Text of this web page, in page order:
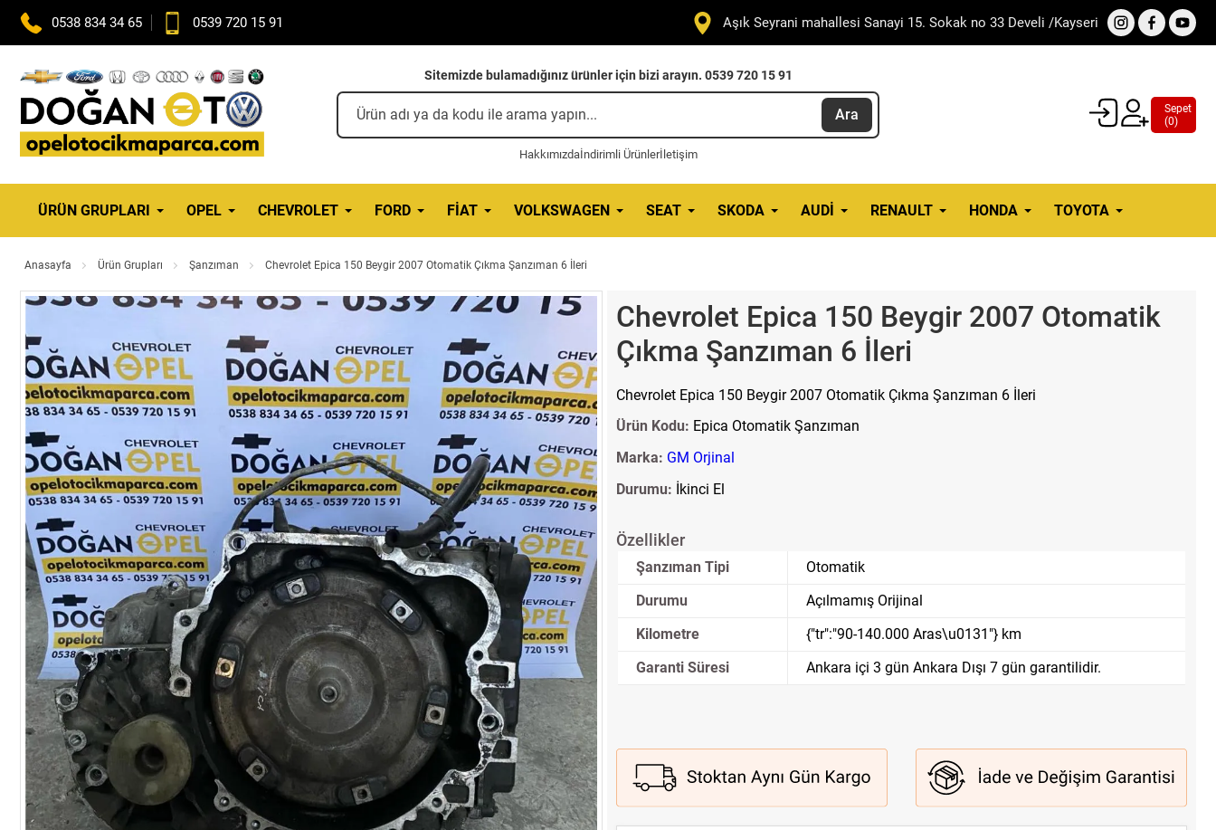
0538 834 34 65 0539 720 15 91 Aşık Seyrani mahallesi Sanayi 15. Sokak no 33 Develi /Kayseri
Sitemizde bulamadığınız ürünler için bizi arayın. 0539 720 15 91
Ara
Hakkımızdaİndirimli Ürünlerİletişim
Sepet
(0)
ÜRÜN GRUPLARI OPEL CHEVROLET FORD FIAT VOLKSWAGEN SEAT SKODA AUDI RENAULT HONDA TOYOTA
Anasayfa Ürün Grupları Şanzıman Chevrolet Epica 150 Beygir 2007 Otomatik Çıkma Şanzıman 6 İleri
Chevrolet Epica 150 Beygir 2007 Otomatik
Çıkma Şanzıman 6 İleri
Chevrolet Epica 150 Beygir 2007 Otomatik Çıkma Şanzıman 6 İleri
Ürün Kodu: Epica Otomatik Şanzıman
Marka: GM Orjinal
Durumu: İkinci El
Özellikler
Şanzıman Tipi
Otomatik
Durumu
Açılmamış Orijinal
Kilometre
{"tr":"90-140.000 Aras\u0131"} km
Garanti Süresi
Ankara içi 3 gün Ankara Dışı 7 gün garantilidir.